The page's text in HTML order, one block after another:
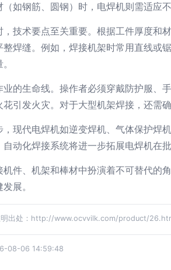
如钢筋、圆钢）时，电焊机则需适应
，技术要点至关重要。根据工件厚度和
整焊缝。例如，焊接机架时常用直线或
业的生命线。操作者必须穿戴防护服、
引发火灾。对于大型机架焊接，还需
，现代电焊机如逆变焊机、气体保护焊
动化焊接系统将进一步拓展电焊机在批
机件、机架和棒材中扮演着不可替代的
展。
明出处：http://www.ocvvilk.com/product/
08-06 14:59:48